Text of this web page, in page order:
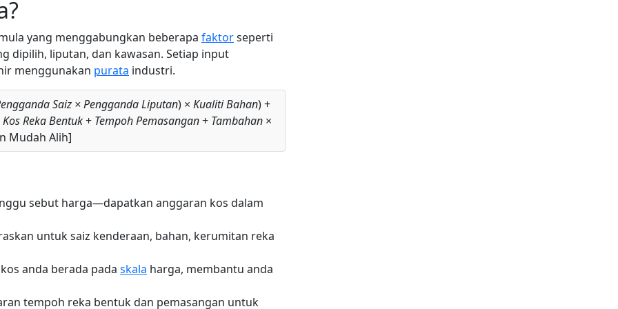
yang menggabungkan beberapa faktorseperti
dipilih, liputan, dan kawasan. Setiap input
menggunakan purata industri.
Saiz × Pengganda Liputan) × Kualiti Bahan) +
Kos Reka Bentuk+ Tempoh Pemasangan+ Tambahan ×
Mudah Alih]
sebut harga—dapatkan anggaran kos dalam
untuk saiz kenderaan, bahan, kerumitan reka
anda berada pada skala harga, membantu anda
tempoh reka bentuk dan pemasangan untuk